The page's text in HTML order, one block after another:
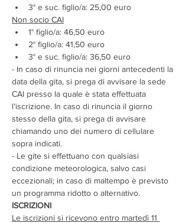
3° e suc. figlio/a: 25,00 euro
Non socio CAI
1° figlio/a: 46,50 euro
2° figlio/a: 41,50 euro
3° e suc. figlio/a: 36,50 euro
- In caso di rinuncia nei giorni antecedenti la
data della gita, si prega di avvisare la sede
CAI presso la quale è stata effettuata
l’iscrizione. In caso di rinuncia il giorno
stesso della gita, si prega di avvisare
chiamando uno dei numero di cellulare
sopra indicati.
- Le gite si effettuano con qualsiasi
condizione meteorologica, salvo casi
eccezionali; in caso di maltempo è previsto
un programma ridotto o alternativo.
ISCRIZIONI
Le iscrizioni si ricevono entro martedì 11